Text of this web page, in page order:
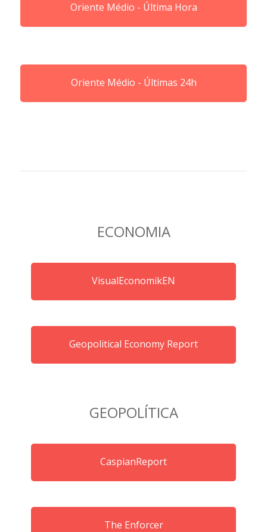
Oriente Médio - Última Hora
Oriente Médio - Últimas 24h
ECONOMIA
VisualEconomikEN
Geopolitical Economy Report
GEOPOLÍTICA
CaspianReport
The Enforcer